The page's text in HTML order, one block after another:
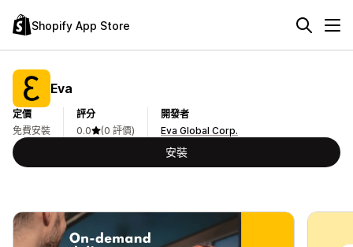
Shopify App Store
Eva
定價
免費安裝
評分
0.0
(0 評價)
開發者
Eva Global Corp.
安裝